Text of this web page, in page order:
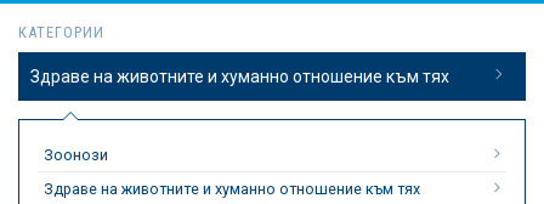
КАТЕГОРИИ
Здраве на животните и хуманно отношение към тях
Зоонози
Здраве на животните и хуманно отношение към тях